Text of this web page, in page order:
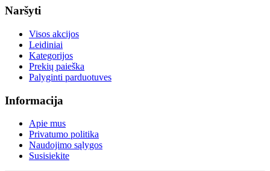
Naršyti
Visos akcijos
Leidiniai
Kategorijos
Prekių paieška
Palyginti parduotuves
Informacija
Apie mus
Privatumo politika
Naudojimo sąlygos
Susisiekite